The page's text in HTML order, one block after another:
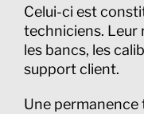
Celui-ci est
techniciens. Leur
les bancs, les
support client.
Une permanence